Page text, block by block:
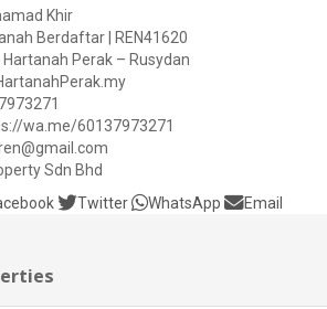
Khir
Berdaftar | REN41620
Hartanah Perak – Rusydan
wa.me/60137973271
Sdn Bhd
Twitter WhatsApp Email